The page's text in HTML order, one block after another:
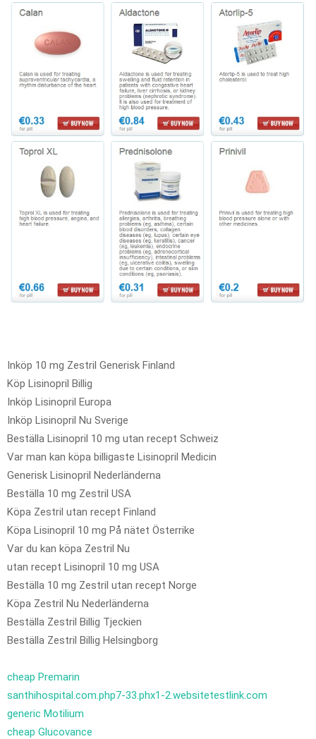
Inköp 10 mg Zestril Generisk Finland
Köp Lisinopril Billig
Inköp Lisinopril Europa
Inköp Lisinopril Nu Sverige
Beställa Lisinopril 10 mg utan recept Schweiz
Var man kan köpa billigaste Lisinopril Medicin
Generisk Lisinopril Nederländerna
Beställa 10 mg Zestril USA
Köpa Zestril utan recept Finland
Köpa Lisinopril 10 mg På nätet Österrike
Var du kan köpa Zestril Nu
utan recept Lisinopril 10 mg USA
Beställa 10 mg Zestril utan recept Norge
Köpa Zestril Nu Nederländerna
Beställa Zestril Billig Tjeckien
Beställa Zestril Billig Helsingborg
cheap Premarin
santhihospital.com.php7-33.phx1-2.websitetestlink.com
generic Motilium
cheap Glucovance